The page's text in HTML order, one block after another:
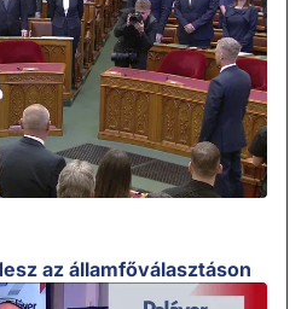
az államfőválasztáson